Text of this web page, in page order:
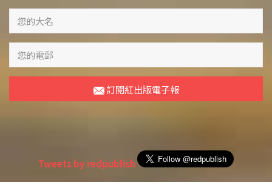
訂閱紅出版電子報
Tweets by redpublish